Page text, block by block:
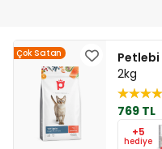
Çok Satan Petlebi
2kg
769 TL
+5
hediye